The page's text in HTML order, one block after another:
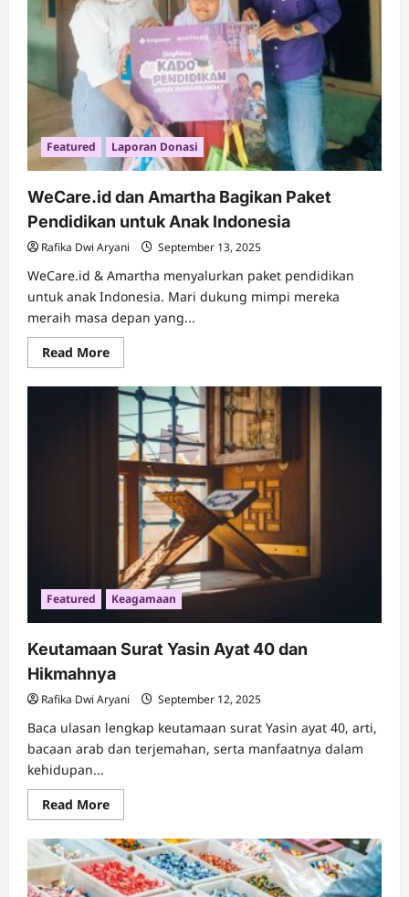
Featured Laporan Donasi
WeCare.id dan Amartha Bagikan Paket
Pendidikan untuk Anak Indonesia
Rafika Dwi Aryani September 13, 2025
WeCare.id & Amartha menyalurkan paket pendidikan
untuk anak Indonesia. Mari dukung mimpi mereka
meraih masa depan yang...
Read MoreRead
more
WeCare.id
dan
Amartha
Bagikan
Paket
Pendidikan
untuk
Anak
Indonesia
Featured Keagamaan
Keutamaan Surat Yasin Ayat 40 dan
Hikmahnya
Rafika Dwi Aryani September 12, 2025
Baca ulasan lengkap keutamaan surat Yasin ayat 40, arti,
bacaan arab dan terjemahan, serta manfaatnya dalam
kehidupan...
Read MoreRead
more
Keutamaan
Surat
Yasin
Ayat 40
dan